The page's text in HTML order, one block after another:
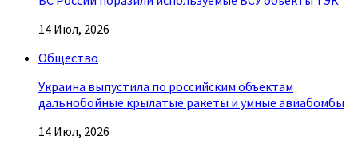
14 Июл, 2026
Общество
Украина выпустила по российским объектам
дальнобойные крылатые ракеты и умные авиабомбы
14 Июл, 2026